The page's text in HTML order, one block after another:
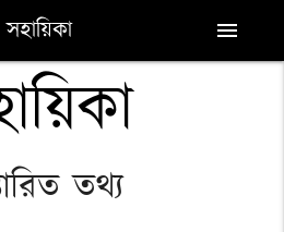
সহায়িকা menu
তথ্য